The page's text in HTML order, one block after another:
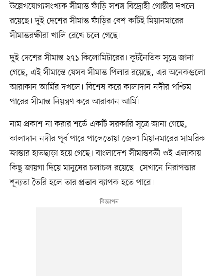
উল্লেখযোগ্যসংখ্যক সীমান্ত ফাঁড়ি সশস্ত্র বিদ্রোহী গোষ্ঠীর দখলে
রয়েছে। দুই দেশের সীমান্ত ফাঁড়ির বেশ কটিই মিয়ানমারের
সীমান্তরক্ষীরা খালি রেখে চলে গেছে।
দুই দেশের সীমান্ত ২৭১ কিলোমিটারের। কূটনৈতিক সূত্রে জানা
গেছে, এই সীমান্তে যেসব সীমান্ত পিলার রয়েছে, এর অনেকগুলো
আরাকান আর্মির দখলে। বিশেষ করে কালাদান নদীর পশ্চিম
পারের সীমান্ত নিয়ন্ত্রণ করে আরাকান আর্মি।
নাম প্রকাশ না করার শর্তে একটি সরকারি সূত্রে জানা গেছে,
কালাদান নদীর পূর্ব পারে পালেতোয়া জেলা মিয়ানমারের সামরিক
জান্তার হাতছাড়া হয়ে গেছে। বাংলাদেশ সীমান্তবর্তী ওই এলাকায়
কিছু জায়গা দিয়ে মানুষের চলাচল রয়েছে। সেখানে নিরাপত্তার
শূন্যতা তৈরি হলে তার প্রভাব ব্যাপক হতে পারে।